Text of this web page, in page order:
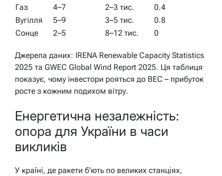
Газ
4–7 2–3 тис.
0.4
Вугілля
5–9 3–5 тис.
0.8
Сонце
2–5 8–12 тис. 0
Джерела даних: IRENA Renewable Capacity Statistics
2025 та GWEC Global Wind Report 2025. Ця таблиця
показує, чому інвестори рояться до ВЕС – прибуток
росте з кожним подихом вітру.
Енергетична незалежність:
опора для України в часи
викликів
У країні, де ракети б’ють по великих станціях,